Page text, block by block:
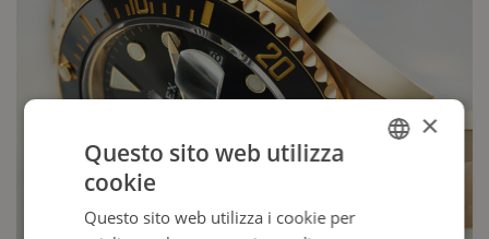
×
Questo sito web utilizza
cookie
Questo sito web utilizza i cookie per